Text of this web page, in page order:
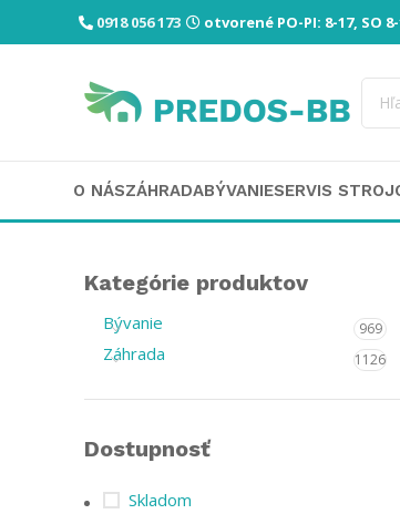
0918 056 173 otvorené PO-PI: 8-17, SO
O NÁSZÁHRADABÝVANIESERVIS
Kategórie produktov
Bývanie 969
Záhrada 1126
Dostupnosť
Skladom